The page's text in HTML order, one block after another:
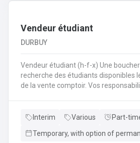
Vendeur étudiant
DURBUY
Vendeur étudiant (h-f-x) Une boucherie à Durbuy
recherche des étudiants disponibles
de la vente comptoir. Vos responsabilités? Vous réalisez la
caisse;Vous assurez l'entretien des
Interim Various
Part-
Temporary, with option of